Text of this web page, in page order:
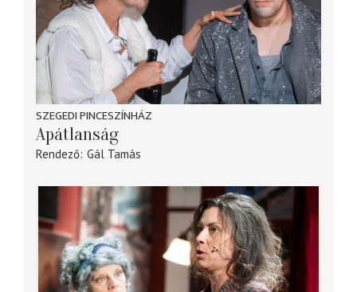
SZEGEDI PINCESZÍNHÁZ
Apátlanság
Rendező Gál Tamás